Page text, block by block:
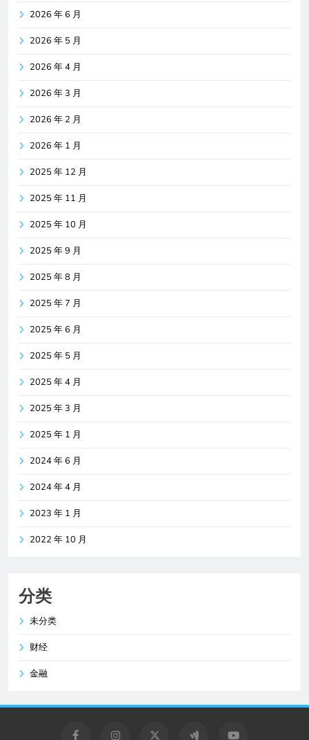
2026 年 6 月
2026 年 5 月
2026 年 4 月
2026 年 3 月
2026 年 2 月
2026 年 1 月
2025 年 12 月
2025 年 11 月
2025 年 10 月
2025 年 9 月
2025 年 8 月
2025 年 7 月
2025 年 6 月
2025 年 5 月
2025 年 4 月
2025 年 3 月
2025 年 1 月
2024 年 6 月
2024 年 4 月
2023 年 1 月
2022 年 10 月
分类
未分类
财经
金融